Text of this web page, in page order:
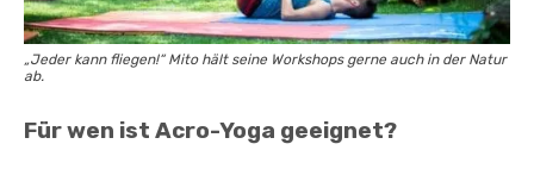
„Jeder kann fliegen!“ Mito hält seine Workshops gerne auch in der Natur
ab.
Für wen ist Acro-Yoga geeignet?